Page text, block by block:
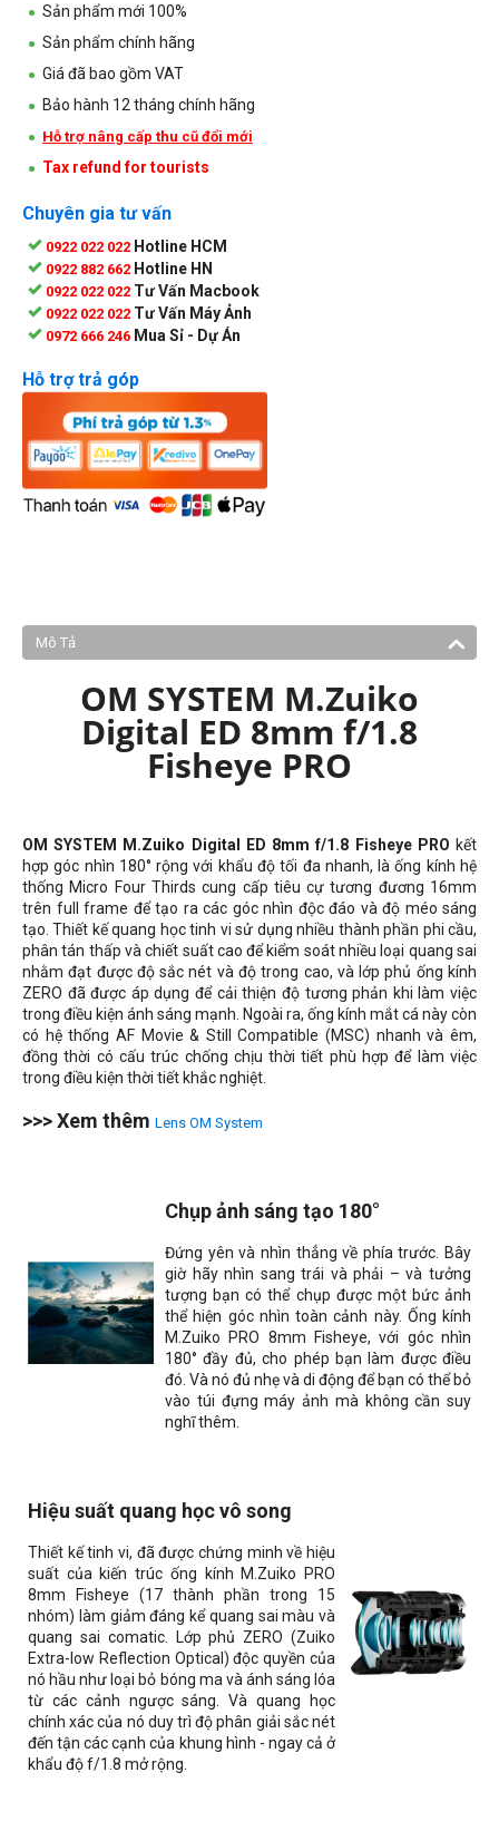
Sản phẩm mới 100%
Sản phẩm chính hãng
Giá đã bao gồm VAT
Bảo hành 12 tháng chính hãng
Hỗ trợ nâng cấp thu cũ đổi mới
Tax refund for tourists
Chuyên gia tư vấn
0922 022 022 Hotline HCM
0922 882 662 Hotline HN
0922 022 022 Tư Vấn Macbook
0922 022 022 Tư Vấn Máy Ảnh
0972 666 246 Mua Sỉ - Dự Án
Hỗ trợ trả góp
Mô Tả
OM SYSTEM M.Zuiko
Digital ED 8mm f/1.8
Fisheye PRO
OM SYSTEM M.Zuiko Digital ED 8mm f/1.8 Fisheye PRO kết
hợp góc nhìn 180° rộng với khẩu độ tối đa nhanh, là ống kính hệ
thống Micro Four Thirds cung cấp tiêu cự tương đương 16mm
trên full frame để tạo ra các góc nhìn độc đáo và độ méo sáng
tạo. Thiết kế quang học tinh vi sử dụng nhiều thành phần phi cầu,
phân tán thấp và chiết suất cao để kiểm soát nhiều loại quang sai
nhằm đạt được độ sắc nét và độ trong cao, và lớp phủ ống kính
ZERO đã được áp dụng để cải thiện độ tương phản khi làm việc
trong điều kiện ánh sáng mạnh. Ngoài ra, ống kính mắt cá này còn
có hệ thống AF Movie & Still Compatible (MSC) nhanh và êm,
đồng thời có cấu trúc chống chịu thời tiết phù hợp để làm việc
trong điều kiện thời tiết khắc nghiệt.
>>> Xem thêm Lens OM System
Chụp ảnh sáng tạo 180°
Đứng yên và nhìn thẳng về phía trước. Bây
giờ hãy nhìn sang trái và phải – và tưởng
tượng bạn có thể chụp được một bức ảnh
thể hiện góc nhìn toàn cảnh này. Ống kính
M.Zuiko PRO 8mm Fisheye, với góc nhìn
180° đầy đủ, cho phép bạn làm được điều
đó. Và nó đủ nhẹ và di động để bạn có thể bỏ
vào túi đựng máy ảnh mà không cần suy
nghĩ thêm.
Hiệu suất quang học vô song
Thiết kế tinh vi, đã được chứng minh về hiệu
suất của kiến ​​trúc ống kính M.Zuiko PRO
8mm Fisheye (17 thành phần trong 15
nhóm) làm giảm đáng kể quang sai màu và
quang sai comatic. Lớp phủ ZERO (Zuiko
Extra-low Reflection Optical) độc quyền của
nó hầu như loại bỏ bóng ma và ánh sáng lóa
từ các cảnh ngược sáng. Và quang học
chính xác của nó duy trì độ phân giải sắc nét
đến tận các cạnh của khung hình - ngay cả ở
khẩu độ f/1.8 mở rộng.